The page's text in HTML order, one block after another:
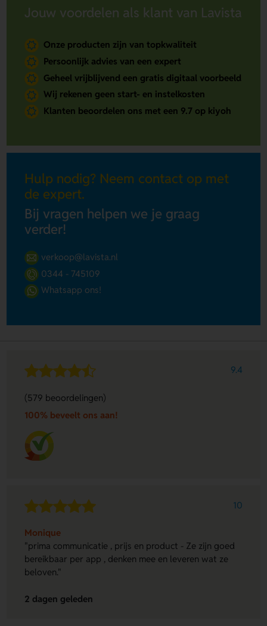
Jouw voordelen als klant van Lavista
Onze producten zijn van topkwaliteit
Persoonlijk advies van een expert
Geheel vrijblijvend een gratis digitaal voorbeeld
Wij rekenen geen start- en instelkosten
Klanten beoordelen ons met een 9.7 op kiyoh
Hulp nodig? Neem contact op met
de expert.
Bij vragen helpen we je graag
verder!
verkoop@lavista.nl
0344 - 745109
Whatsapp ons!
9.4
(579 beoordelingen)
100% beveelt ons aan!
10
Monique
"prima communicatie , prijs en product - Ze zijn goed
bereikbaar per app , denken mee en leveren wat ze
beloven."
2 dagen geleden